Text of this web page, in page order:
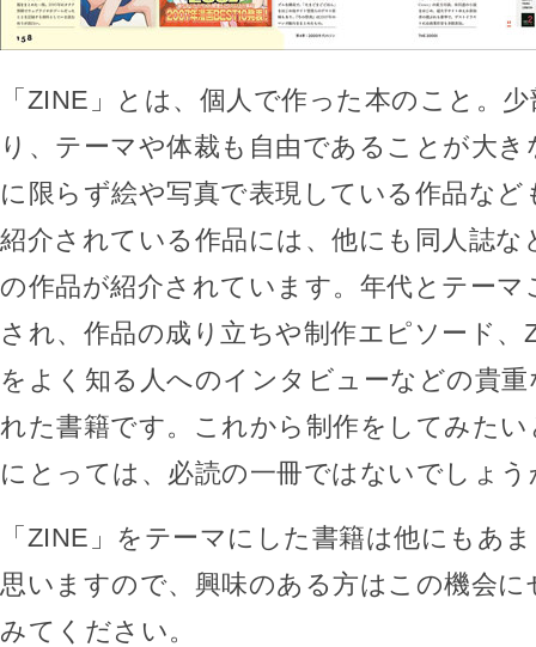
「ZINE」とは、個人で作った本のこと。
り、テーマや体裁も自由であることが大き
に限らず絵や写真で表現している作品な
紹介されている作品には、他にも同人誌な
の作品が紹介されています。年代とテーマ
され、作品の成り立ちや制作エピソード、
をよく知る人へのインタビューなどの貴
れた書籍です。これから制作をしてみた
にとっては、必読の一冊ではないでしょう
「ZINE」をテーマにした書籍は他にもあ
思いますので、興味のある方はこの機会
みてください。